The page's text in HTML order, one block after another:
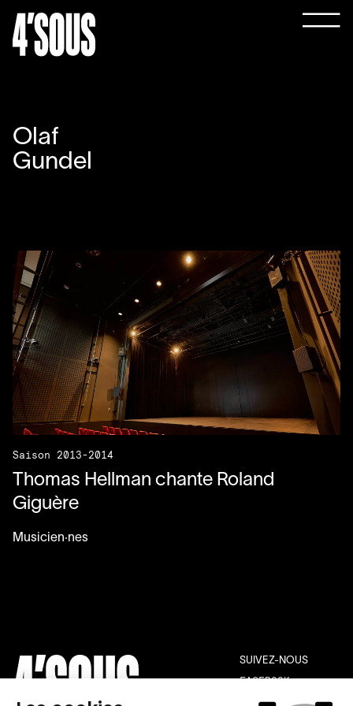
Olaf
Gundel
Saison 2013-2014
Thomas Hellman chante Roland
Giguère
Musicien·nes
SUIVEZ-NOUS
FACEBOOK